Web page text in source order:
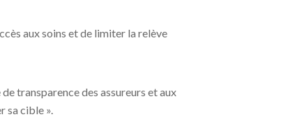
aux soins et de limiter la relève
transparence des assureurs et aux
sa cible ».